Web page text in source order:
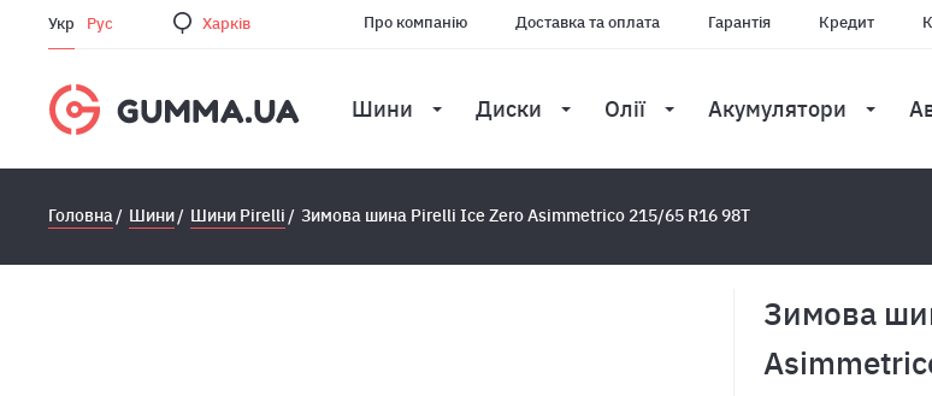
Укр Рус Харкiв Про компанію Доставка та оплата Гарантія Кредит
Шини Диски Олії Акумулятори
Головна Шини Шини Pirelli Зимова шина Pirelli Ice Zero Asimmetrico 215/65 R16 98T
Зимова